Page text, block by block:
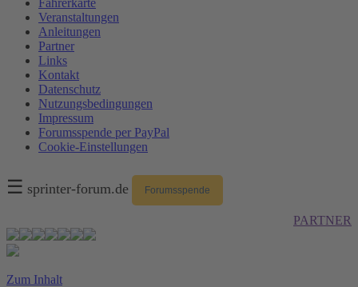
Fahrerkarte
Veranstaltungen
Anleitungen
Partner
Links
Kontakt
Datenschutz
Nutzungsbedingungen
Impressum
Forumsspende per PayPal
Cookie-Einstellungen
☰ sprinter-forum.de Forumsspende
PARTNER
Zum Inhalt